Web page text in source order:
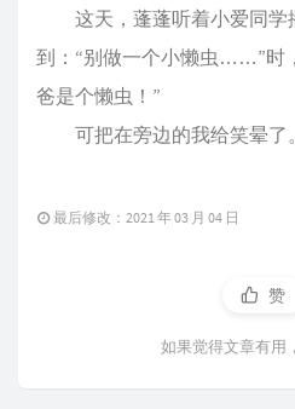
这天，蓬蓬听着小爱同学
到：“别做一个小懒虫……”时
爸是个懒虫！”
可把在旁边的我给笑晕了。
最后修改：2021 年 03 月 04 日
赞
如果觉得文章有用